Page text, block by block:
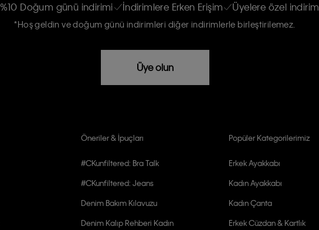
%10 Doğum günü indirimi İndirimlere Erken Erişim Üyelere özel indirim
*Hoş geldin ve doğum günü indirimleri diğer indirimlerle birleştirilemez.
Üye olun
Öneriler & İpuçları
#CKunfiltered: Bra Talk
#CKunfiltered: Jeans
Denim Bakım Kılavuzu
Denim Kalıp Rehberi Kadın
Popüler Kategorilerimiz
Erkek Ayakkabı
Kadın Ayakkabı
Kadın Çanta
Erkek Cüzdan & Kartlık